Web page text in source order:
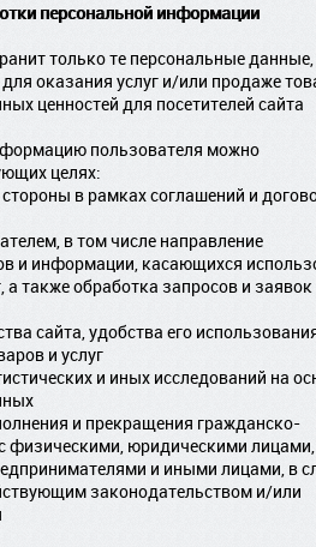
персональной информации
только те персональные данные,
оказания услуг и/или продаже
ценностей для посетителей сайта
пользователя можно
целях:
в рамках соглашений и
в том числе направление
и информации, касающихся
а также обработка запросов и заявок
сайта, удобства его
и услуг
и иных исследований на
и прекращения гражданско-
физическими, юридическими лицами,
и иными лицами, в
законодательством и/или